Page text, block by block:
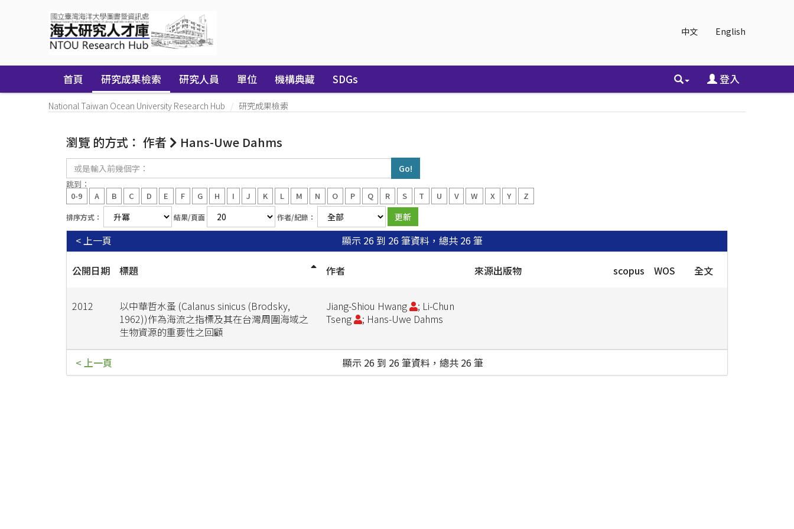
中文 English
首頁 研究成果檢索 研究人員 單位 機構典藏 SDGs 登入
National Taiwan Ocean University Research Hub 研究成果檢索
瀏覽 的方式： 作者 Hans-Uwe Dahms
或
輸
入
前
幾
字：
跳到：
0-9
A B C D E F G H I J K L M N O P Q R S T U V W X Y Z
排序方式： 結果/頁面 作者/紀錄：
顯示 26 到 26 筆資料，總共 26 筆
< 上一頁
公開日期 標題 作者 來源出版物 scopus WOS 全文
2012
以中華哲水蚤 (Calanus sinicus (Brodsky,
1962))作為海流之指標及其在台灣周圍海域之
生物資源的重要性之回顧
Jiang-Shiou Hwang
; Li-Chun
Tseng
; Hans-Uwe Dahms
顯示 26 到 26 筆資料，總共 26 筆
< 上一頁